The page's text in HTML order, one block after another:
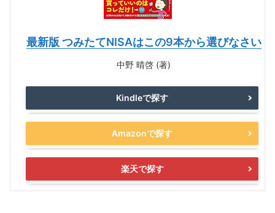
最新版 つみたてNISAはこの9本から選びなさい
中野 晴啓 (著)
Kindleで探す
Amazonで探す
楽天で探す